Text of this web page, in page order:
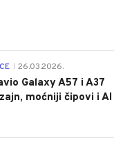
26.03.2026.
Galaxy A57 i A37
moćniji čipovi i AI